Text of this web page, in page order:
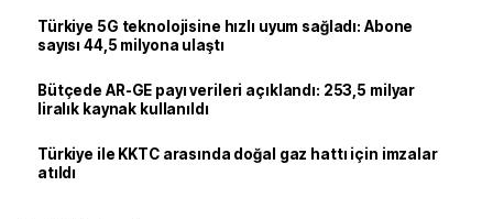
Türkiye 5G teknolojisine hızlı uyum sağladı: Abone
sayısı 44,5 milyona ulaştı
Bütçede AR-GE payı verileri açıklandı: 253,5 milyar
liralık kaynak kullanıldı
Türkiye ile KKTC arasında doğal gaz hattı için imzalar
atıldı